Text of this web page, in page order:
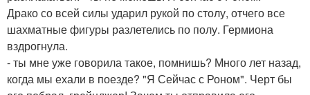
Драко со всей силы ударил рукой по столу, отчего все
шахматные фигуры разлетелись по полу. Гермиона
вздрогнула.
- ты мне уже говорила такое, помнишь? Много лет назад,
когда мы ехали в поезде? "Я Сейчас с Роном". Черт бы